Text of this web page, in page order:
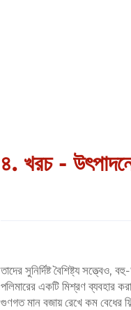
৪. খরচ -
তাদের সুনির্দিষ্ট বৈশিষ্ট্য
পলিমারের একটি মিশ্রণ ব্যবহার
গুণগত মান বজায় রেখে কম বেধের